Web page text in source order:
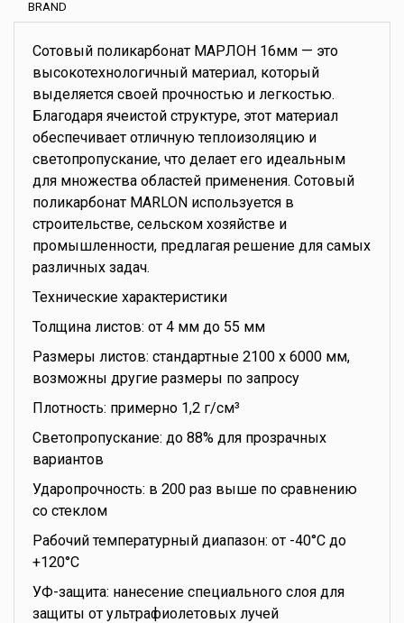
BRAND
Сотовый поликарбонат МАРЛОН 16мм — это
высокотехнологичный материал, который
выделяется своей прочностью и легкостью.
Благодаря ячеистой структуре, этот материал
обеспечивает отличную теплоизоляцию и
светопропускание, что делает его идеальным
для множества областей применения. Сотовый
поликарбонат MARLON используется в
строительстве, сельском хозяйстве и
промышленности, предлагая решение для самых
различных задач.
Технические характеристики
Толщина листов: от 4 мм до 55 мм
Размеры листов: стандартные 2100 x 6000 мм,
возможны другие размеры по запросу
Плотность: примерно 1,2 г/см³
Светопропускание: до 88% для прозрачных
вариантов
Ударопрочность: в 200 раз выше по сравнению
со стеклом
Рабочий температурный диапазон: от -40°C до
+120°C
УФ-защита: нанесение специального слоя для
защиты от ультрафиолетовых лучей